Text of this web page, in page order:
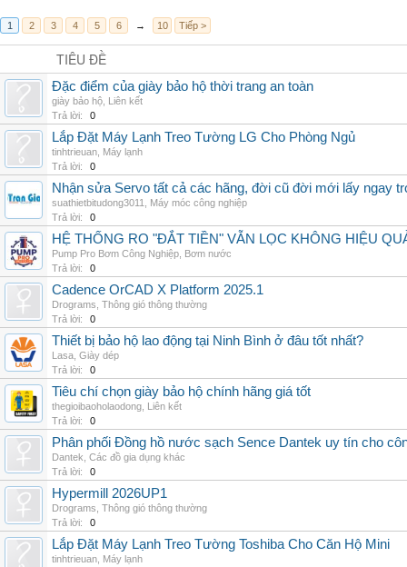
1 2 3 4 5 6 → 10 Tiếp >
TIÊU ĐỀ
Đặc điểm của giày bảo hộ thời trang an toàn
giày bảo hộ Liên kết
Trả lời:
0
Lắp Đặt Máy Lạnh Treo Tường LG Cho Phòng Ngủ
tinhtrieuan Máy lạnh
Trả lời:
0
Nhận sửa Servo tất cả các hãng, đời cũ đời mới lấy ngay
suathietbitudong3011
Máy móc công nghiệp
Trả lời:
0
HỆ THỐNG RO "ĐẮT TIỀN" VẪN LỌC KHÔNG HIỆU
Pump Pro Bơm Công Nghiệp Bơm nước
Trả lời:
0
Cadence OrCAD X Platform 2025.1
Drograms Thông gió thông thường
Trả lời:
0
Thiết bị bảo hộ lao động tại Ninh Bình ở đâu tốt nhất?
Lasa Giày dép
Trả lời:
0
Tiêu chí chọn giày bảo hộ chính hãng giá tốt
thegioibaoholaodong Liên kết
Trả lời:
0
Phân phối Đồng hồ nước sạch Sence Dantek uy tín cho
Dantek Các đồ gia dụng khác
Trả lời:
0
Hypermill 2026UP1
Drograms Thông gió thông thường
Trả lời:
0
Lắp Đặt Máy Lạnh Treo Tường Toshiba Cho Căn Hộ Mini
tinhtrieuan Máy lạnh